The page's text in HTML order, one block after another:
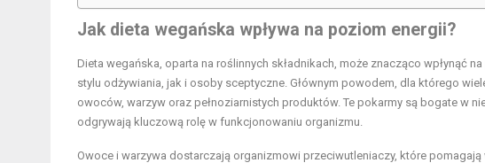
Jak dieta wegańska wpływa na poziom energii?
Dieta wegańska, oparta na roślinnych składnikach, może znacząco wpłynąć
stylu odżywiania, jak i osoby sceptyczne. Głównym powodem, dla którego
owoców, warzyw oraz pełnoziarnistych produktów. Te pokarmy są bogate w
odgrywają kluczową rolę w funkcjonowaniu organizmu.
Owoce i warzywa dostarczają organizmowi przeciwutleniaczy, które